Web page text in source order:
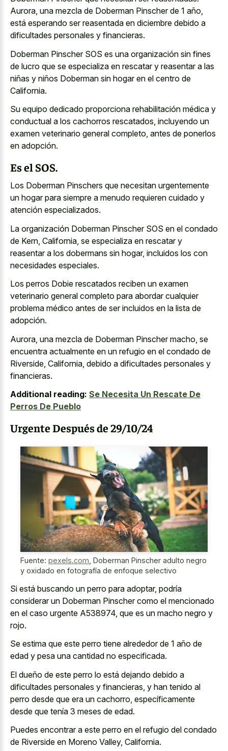
Aurora, una mezcla de Doberman Pinscher de 1 año,
está esperando ser reasentada en diciembre debido a
dificultades personales y financieras.
Doberman Pinscher SOS es una organización sin fines
de lucro que se especializa en rescatar y reasentar a las
niñas y niños Doberman sin hogar en el centro de
California.
Su equipo dedicado proporciona rehabilitación médica y
conductual a los cachorros rescatados, incluyendo un
examen veterinario general completo, antes de ponerlos
en adopción.
Es el SOS.
Los Doberman Pinschers que necesitan urgentemente
un hogar para siempre a menudo requieren cuidado y
atención especializados.
La organización Doberman Pinscher SOS en el condado
de Kern, California, se especializa en rescatar y
reasentar a los dobermans sin hogar, incluidos los con
necesidades especiales.
Los perros Dobie rescatados reciben un examen
veterinario general completo para abordar cualquier
problema médico antes de ser incluidos en la lista de
adopción.
Aurora, una mezcla de Doberman Pinscher macho, se
encuentra actualmente en un refugio en el condado de
Riverside, California, debido a dificultades personales y
financieras.
Additional reading: Se Necesita Un Rescate De
Perros De Pueblo
Urgente Después de 29/10/24
Fuente: pexels.com Doberman Pinscher adulto negro
y oxidado en fotografía de enfoque selectivo
Si está buscando un perro para adoptar, podría
considerar un Doberman Pinscher como el mencionado
en el caso urgente A538974, que es un macho negro y
rojo.
Se estima que este perro tiene alrededor de 1 año de
edad y pesa una cantidad no especificada.
El dueño de este perro lo está dejando debido a
dificultades personales y financieras, y han tenido al
perro desde que era un cachorro, específicamente
desde que tenía 3 meses de edad.
Puedes encontrar a este perro en el refugio del condado
de Riverside en Moreno Valley, California.